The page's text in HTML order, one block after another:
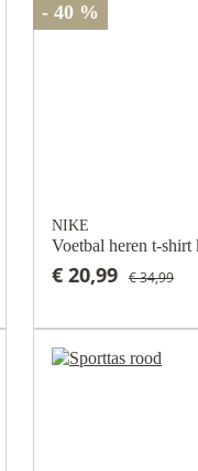
- 40 %
NIKE
Voetbal heren t-shirt
€ 20,99 € 34,99